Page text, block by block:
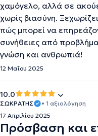
χαμόγελο, αλλά σε
χωρίς βιασύνη.
πώς μπορεί να
συνήθειες από
γνώση και ανθρωπιά!
12 Μαΐου 2025
10.0
ΣΩΚΡΑΤΗΣ
• 1 αξιολόγηση
17 Απριλίου 2025
Πρόσβαση και